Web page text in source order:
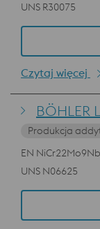
UNS R30075
Czytaj więcej
BÖHLER
Produkcja
EN NiCr22Mo9Nb
UNS N06625